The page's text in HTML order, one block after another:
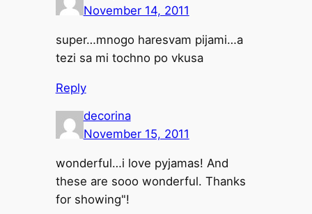
November 14, 2011
super…mnogo haresvam pijami…a
tezi sa mi tochno po vkusa
Reply
decorina
November 15, 2011
wonderful…i love pyjamas! And
these are sooo wonderful. Thanks
for showing"!